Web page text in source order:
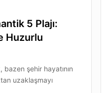
5 Plajı:
Huzurlu
şehir hayatının
uzaklaşmayı